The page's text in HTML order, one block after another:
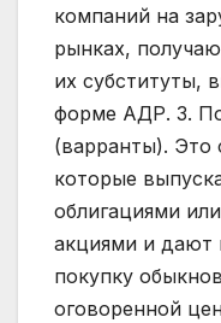
компаний на
рынках,
их субституты,
форме АДР. 3.
(варранты). Это
которые
облигациями
акциями и дают
покупку
оговоренной